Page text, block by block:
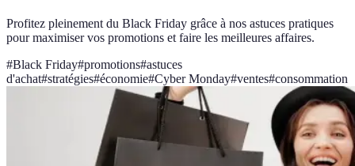
Profitez pleinement du Black Friday grâce à nos astuces pratiques
pour maximiser vos promotions et faire les meilleures affaires.
#Black Friday#promotions#astuces
d'achat#stratégies#économie#Cyber Monday#ventes#consommation